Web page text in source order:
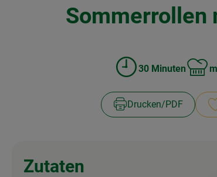
Sommerrollen
Zubreitungszeit:
30 Minuten
Drucken​/​PDF
Zutaten